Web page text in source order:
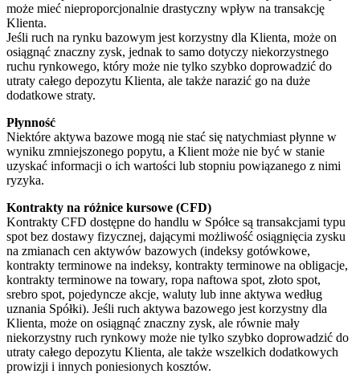
może mieć nieproporcjonalnie drastyczny wpływ na transakcję
Klienta.
Jeśli ruch na rynku bazowym jest korzystny dla Klienta, może on
osiągnąć znaczny zysk, jednak to samo dotyczy niekorzystnego
ruchu rynkowego, który może nie tylko szybko doprowadzić do
utraty całego depozytu Klienta, ale także narazić go na duże
dodatkowe straty.
Płynność
Niektóre aktywa bazowe mogą nie stać się natychmiast płynne w
wyniku zmniejszonego popytu, a Klient może nie być w stanie
uzyskać informacji o ich wartości lub stopniu powiązanego z nimi
ryzyka.
Kontrakty na różnice kursowe (CFD)
Kontrakty CFD dostępne do handlu w Spółce są transakcjami typu
spot bez dostawy fizycznej, dającymi możliwość osiągnięcia zysku
na zmianach cen aktywów bazowych (indeksy gotówkowe,
kontrakty terminowe na indeksy, kontrakty terminowe na obligacje,
kontrakty terminowe na towary, ropa naftowa spot, złoto spot,
srebro spot, pojedyncze akcje, waluty lub inne aktywa według
uznania Spółki). Jeśli ruch aktywa bazowego jest korzystny dla
Klienta, może on osiągnąć znaczny zysk, ale równie mały
niekorzystny ruch rynkowy może nie tylko szybko doprowadzić do
utraty całego depozytu Klienta, ale także wszelkich dodatkowych
prowizji i innych poniesionych kosztów.